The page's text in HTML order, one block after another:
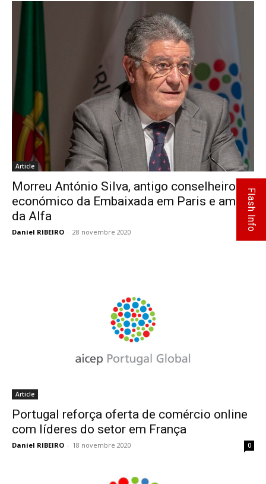
Article
Morreu António Silva, antigo conselheiro
económico da Embaixada em Paris e amigo
da Alfa
Daniel RIBEIRO - 28 novembre 2020 0
Article
Portugal reforça oferta de comércio online
com líderes do setor em França
Daniel RIBEIRO - 18 novembre 2020 0
Flash Info